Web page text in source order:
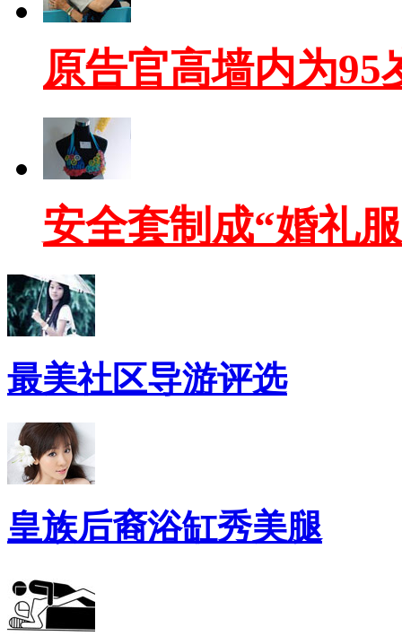
原告官高墙内为95
安全套制成“婚礼
最美社区导游评选
皇族后裔浴缸秀美腿